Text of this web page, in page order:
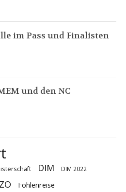
im Pass und Finalisten
und den NC
DIM DIM 2022
Fohlenreise